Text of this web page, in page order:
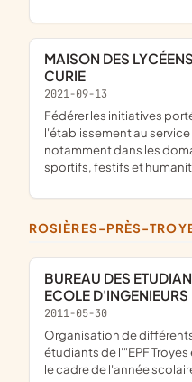
MAISON DES LYCÉENS (MDL) DU LYCÉE JOLIOT-
CURIE
2021-09-13
fédérer les initiatives portées par les lycéens de
l'établissement au
notamment dans les
sportifs, festifs et
ROSIÈRES-PRÈS-
BUREAU DES ETUDIANTS DE L'EPF TROYES
ECOLE
2011-05-30
organisation de différents événements dédiés aux
étudiants de l'"EPF
le cadre de l'année